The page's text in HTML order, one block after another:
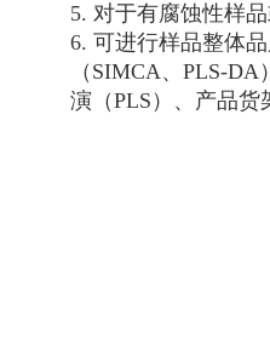
5. 对于有腐蚀性样
6. 可进行样品整体
（SIMCA、PLS-
演（PLS）、产品货